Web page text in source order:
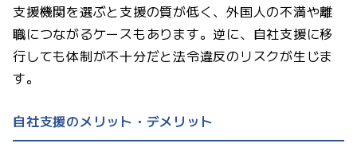
支援機関を選ぶと支援の質が低く、外国人の不満や離
職につながるケースもあります。逆に、自社支援に移
行しても体制が不十分だと法令違反のリスクが生じま
す。
自社支援のメリット・デメリット